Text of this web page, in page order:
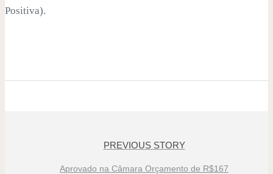
Positiva).
PREVIOUS STORY
Aprovado na Câmara Orçamento de R$167